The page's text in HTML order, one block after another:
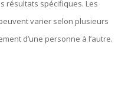
résultats spécifiques. Les
varier selon plusieurs
d’une personne à l’autre.